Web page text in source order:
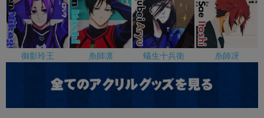
御影玲王 糸師凛 蟻生十兵衛 糸師冴